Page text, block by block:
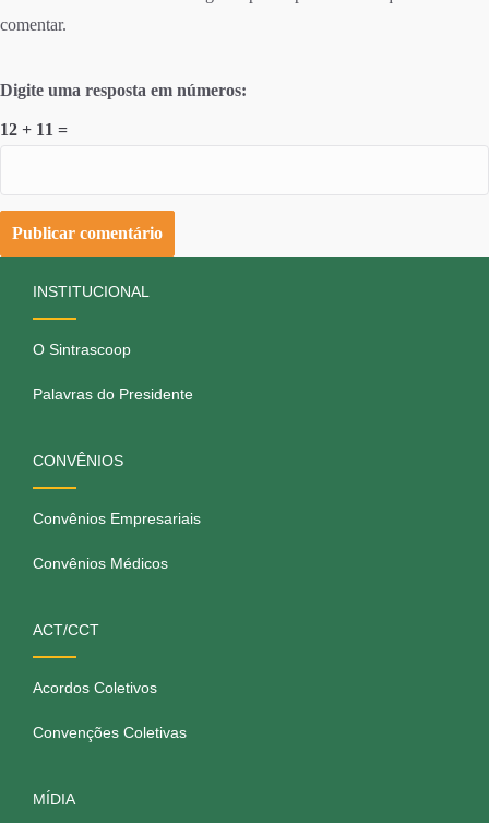
comentar.
Digite uma resposta em números:
12 + 11 =
INSTITUCIONAL
O Sintrascoop
Palavras do Presidente
CONVÊNIOS
Convênios Empresariais
Convênios Médicos
ACT/CCT
Acordos Coletivos
Convenções Coletivas
MÍDIA